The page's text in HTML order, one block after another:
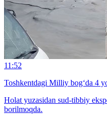
11:52
Toshkentdagi Milliy bog‘da 4
Holat yuzasidan sud-tibbiy
borilmoqda.